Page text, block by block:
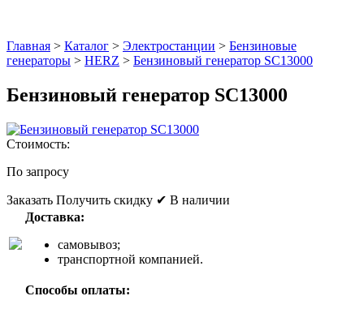
Главная > Каталог > Электростанции > Бензиновые
генераторы > HERZ > Бензиновый генератор SC13000
Бензиновый генератор SC13000
Стоимость:
По запросу
Заказать Получить скидку ✔ В наличии
Доставка:
самовывоз;
транспортной компанией.
Способы оплаты: